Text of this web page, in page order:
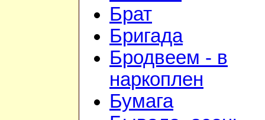
Брат
Бригада
Бродвеем - в
наркоплен
Бумага